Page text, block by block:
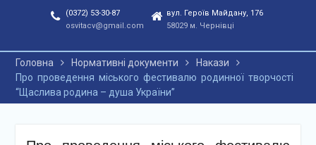
(0372) 53-30-87
osvitacv@gmail.com
вул. Героїв Майдану, 176
58029 м. Чернівці
Головна Нормативні документи
Накази
Про проведення міського фестивалю родинної творчості
“Щаслива родина – душа України”